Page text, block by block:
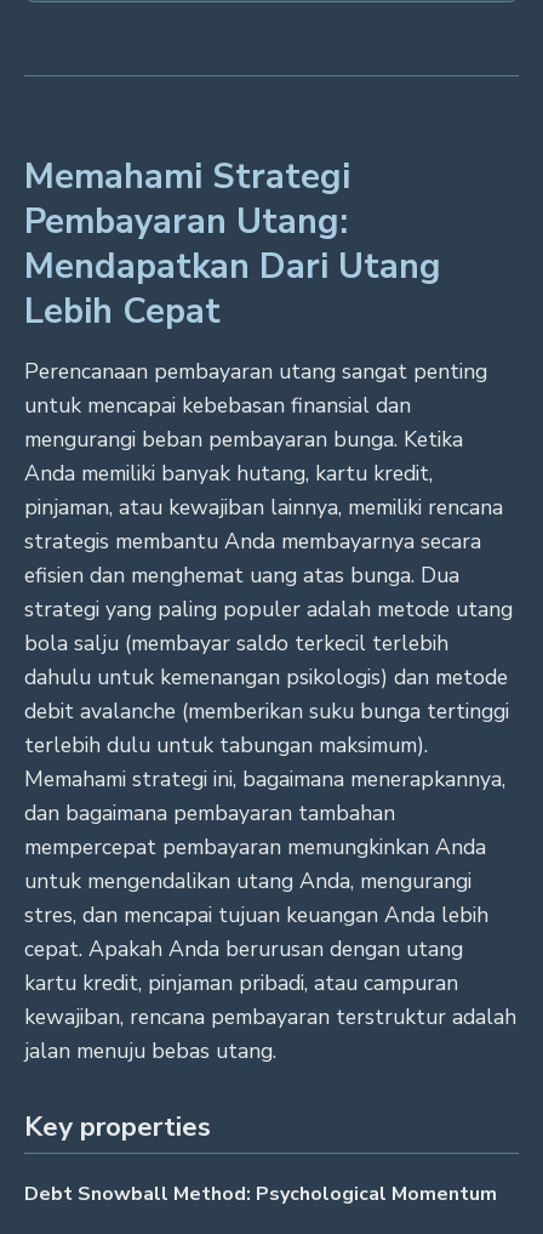
Memahami Strategi
Pembayaran Utang:
Mendapatkan Dari Utang
Lebih Cepat
Perencanaan pembayaran utang sangat penting
untuk mencapai kebebasan finansial dan
mengurangi beban pembayaran bunga. Ketika
Anda memiliki banyak hutang, kartu kredit,
pinjaman, atau kewajiban lainnya, memiliki rencana
strategis membantu Anda membayarnya secara
efisien dan menghemat uang atas bunga. Dua
strategi yang paling populer adalah metode utang
bola salju (membayar saldo terkecil terlebih
dahulu untuk kemenangan psikologis) dan metode
debit avalanche (memberikan suku bunga tertinggi
terlebih dulu untuk tabungan maksimum).
Memahami strategi ini, bagaimana menerapkannya,
dan bagaimana pembayaran tambahan
mempercepat pembayaran memungkinkan Anda
untuk mengendalikan utang Anda, mengurangi
stres, dan mencapai tujuan keuangan Anda lebih
cepat. Apakah Anda berurusan dengan utang
kartu kredit, pinjaman pribadi, atau campuran
kewajiban, rencana pembayaran terstruktur adalah
jalan menuju bebas utang.
Key properties
Debt Snowball Method: Psychological Momentum